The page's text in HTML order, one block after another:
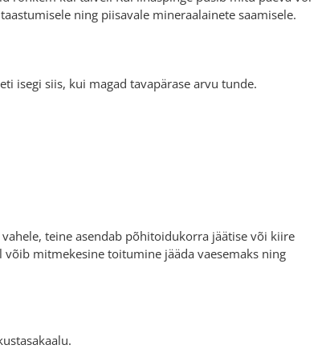
ning piisavale mineraalainete saamisele.
isegi siis, kui magad tavapärase arvu tunde.
teine asendab põhitoidukorra jäätise või kiire
mitmekesine toitumine jääda vaesemaks ning